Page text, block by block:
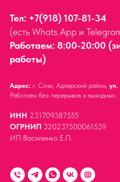
Тел: +7(918) 107-81-34
(есть Whats App и
Работаем: 8:00-20:00
работы)
Адрес: г. Сочи, Адлерский район,
Работаем без перерывов и выходных.
ИНН 231709387555
ОГРНИП 320237500061539
ИП Василенко Е.П.